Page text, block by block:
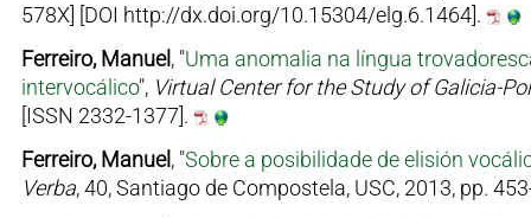
578X] [DOI http://dx.doi.org/10.15304/elg.6.1464].
Ferreiro, Manuel, "Uma anomalia na língua
intervocálico", Virtual Center for the Study of Galicia-
[ISSN 2332-1377].
Ferreiro, Manuel, "Sobre a posibilidade de elisión
Verba, 40, Santiago de Compostela, USC, 2013, pp.